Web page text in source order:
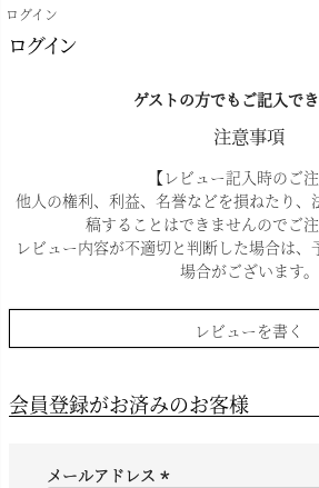
ログイン
ログイン
ゲストの方でもご記入でき
注意事項
【レビュー記入時のご注
他人の権利、利益、名誉などを損ねたり、
稿することはできませんのでご注
レビュー内容が不適切と判断した場合は、
場合がございます。
レビューを書く
会員登録がお済みのお客様
メールアドレス